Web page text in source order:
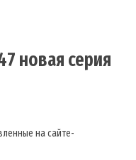
новая серия
на сайте-